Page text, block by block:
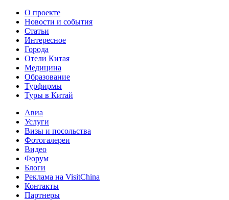
О проекте
Новости и события
Статьи
Интересное
Города
Отели Китая
Медицина
Образование
Турфирмы
Туры в Китай
Авиа
Услуги
Визы и посольства
Фотогалереи
Видео
Форум
Блоги
Реклама на VisitChina
Контакты
Партнеры